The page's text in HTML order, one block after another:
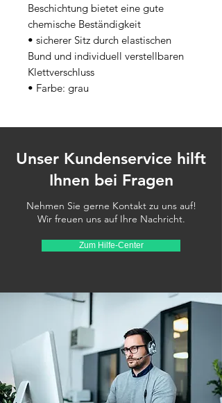
Beschichtung bietet eine gute
chemische Beständigkeit
• sicherer Sitz durch elastischen
Bund und individuell verstellbaren
Klettverschluss
• Farbe: grau
Unser Kundenservice hilft
Ihnen bei Fragen
Nehmen Sie gerne Kontakt zu uns auf!
Wir freuen uns auf Ihre Nachricht.
Zum Hilfe-Center